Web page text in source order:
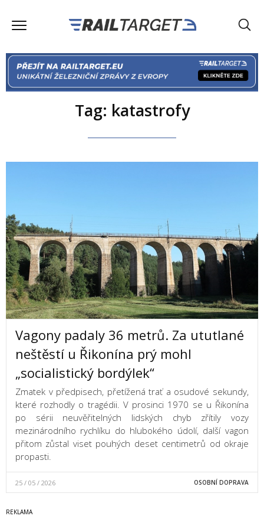
Tag: katastrofy
Vagony padaly 36 metrů. Za ututlané
neštěstí u Řikonína prý mohl
„socialistický bordýlek“
Zmatek v předpisech, přetížená trať a osudové sekundy,
které rozhodly o tragédii. V prosinci 1970 se u Řikonína
po sérii neuvěřitelných lidských chyb zřítily vozy
mezinárodního rychlíku do hlubokého údolí, další vagon
přitom zůstal viset pouhých deset centimetrů od okraje
propasti.
25 / 05 / 2026 OSOBNÍ DOPRAVA